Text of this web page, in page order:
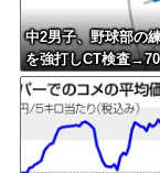
中2男子、野球部の
を強打しCT検査
題ないです」→他人
中学生死亡